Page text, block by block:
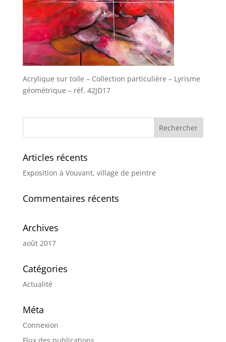
Acrylique sur toile – Collection particulière – Lyrisme
géométrique – réf. 42JD17
Articles récents
Exposition à Vouvant, village de peintre
Commentaires récents
Archives
août 2017
Catégories
Actualité
Méta
Connexion